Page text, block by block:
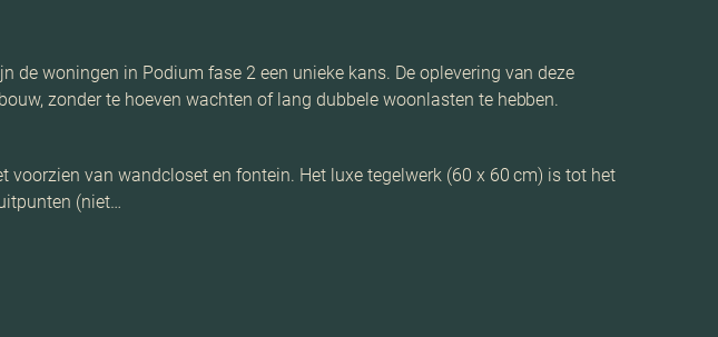
de woningen in Podium fase 2 een unieke kans. De oplevering van deze
zonder te hoeven wachten of lang dubbele woonlasten te hebben.
van wandcloset en fontein. Het luxe tegelwerk (60 x 60 cm) is tot het
(niet…